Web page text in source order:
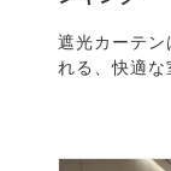
遮光カーテン
れる、快適な